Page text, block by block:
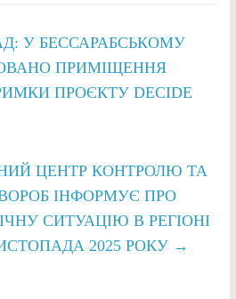
У БЕССАРАБСЬКОМУ
ПРИМІЩЕННЯ
ПРОЄКТУ DECIDE
ЦЕНТР КОНТРОЛЮ ТА
ІНФОРМУЄ ПРО
СИТУАЦІЮ В РЕГІОНІ
2025 РОКУ →